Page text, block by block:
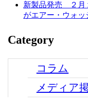
新製品発売 ２月
がエアー・ウォッ
Category
コラム